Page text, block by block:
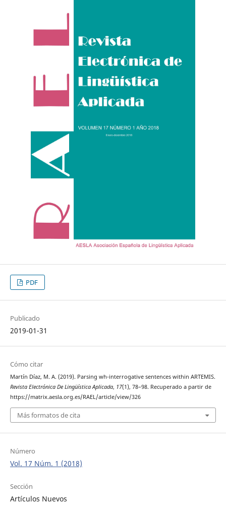
PDF
Publicado
2019-01-31
Cómo citar
Martín Díaz, M. A. (2019). Parsing wh-interrogative sentences within ARTEMIS.
Revista Electrónica De Lingüística Aplicada, 17(1), 78–98. Recuperado a partir de
https://matrix.aesla.org.es/RAEL/article/view/326
Más formatos de cita
Número
Vol. 17 Núm. 1 (2018)
Sección
Artículos Nuevos